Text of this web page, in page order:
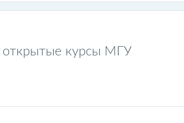
открытые курсы МГУ